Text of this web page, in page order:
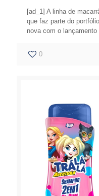
[ad_1] A linha de
que faz parte do
nova com o
0